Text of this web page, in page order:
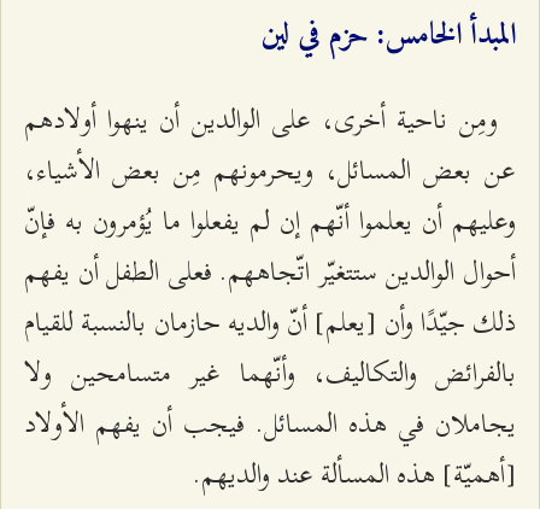
المبدأ الخامس: حزم في لين
ومِن ناحية أخرى، على الوالدين أن ينهوا أولادهم
عن بعض المسائل، ويحرمونهم مِن بعض الأشياء،
وعليهم أن يعلموا أنّهم إن لم يفعلوا ما يُؤمرون به فإنّ
أحوال الوالدين ستتغيّر اتّجاههم. فعلى الطفل أن يفهم
ذلك جيّدًا وأن [يعلم] أنّ والديه حازمان بالنسبة للقيام
بالفرائض والتكاليف، وأنّهما غير متسامحين ولا
يجاملان في هذه المسائل. فيجب أن يفهم الأولاد
[أهميّة] هذه المسألة عند والديهم.